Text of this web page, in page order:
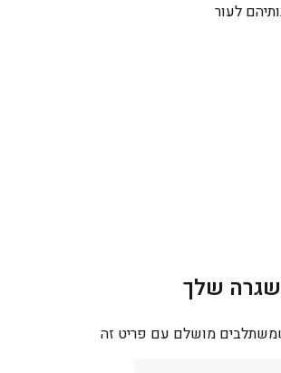
לעור
שלך
מושלם עם פריט זה